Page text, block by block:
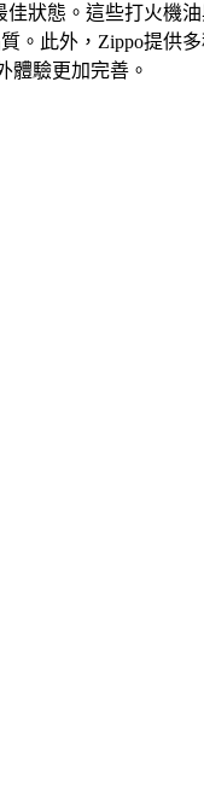
狀態。這些打火機
。此外，Zippo提供
體驗更加完善。